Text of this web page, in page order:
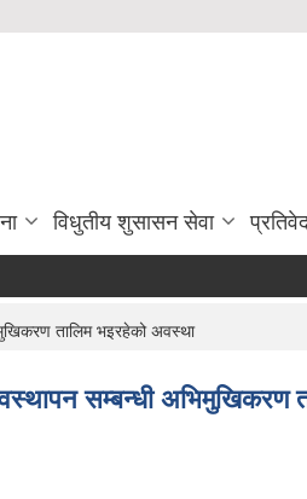
विधुतीय शुसासन सेवा
तालिम भइरहेको अवस्था
सम्बन्धी अभिमुखिकरण